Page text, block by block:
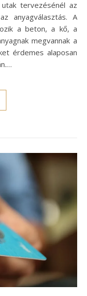
tervezésénél az
anyagválasztás. A
a beton, a kő, a
megvannak a
érdemes alaposan